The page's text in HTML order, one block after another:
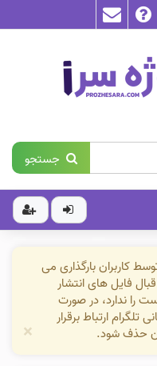
جستجو
کاربران بارگذاری می
فایل های انتشار
ندارد، در صورت
تلگرام ارتباط برقرار
حذف شود.
×